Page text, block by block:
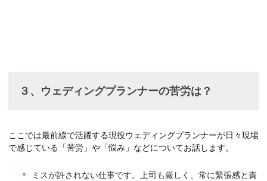
３、ウェディングプランナーの苦労は？
ここでは最前線で活躍する現役ウェディングプランナーが日々現場
で感じている「苦労」や「悩み」などについてお話します。
ミスが許されない仕事です。上司も厳しく、常に緊張感と責